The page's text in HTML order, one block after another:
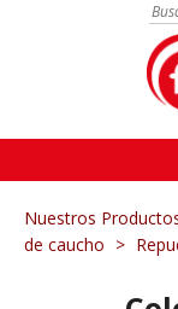
Nuestros
de caucho >